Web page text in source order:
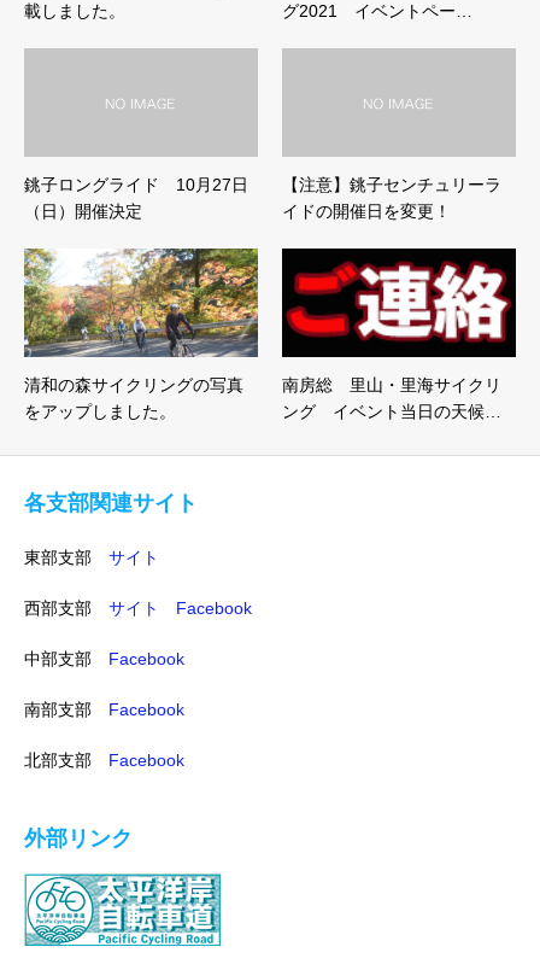
載しました。
グ2021 イベントペー…
銚子ロングライド 10月27日
（日）開催決定
【注意】銚子センチュリーラ
イドの開催日を変更！
清和の森サイクリングの写真
をアップしました。
南房総 里山・里海サイクリ
ング イベント当日の天候…
各支部関連サイト
東部支部 サイト
西部支部 サイト Facebook
中部支部 Facebook
南部支部 Facebook
北部支部 Facebook
外部リンク